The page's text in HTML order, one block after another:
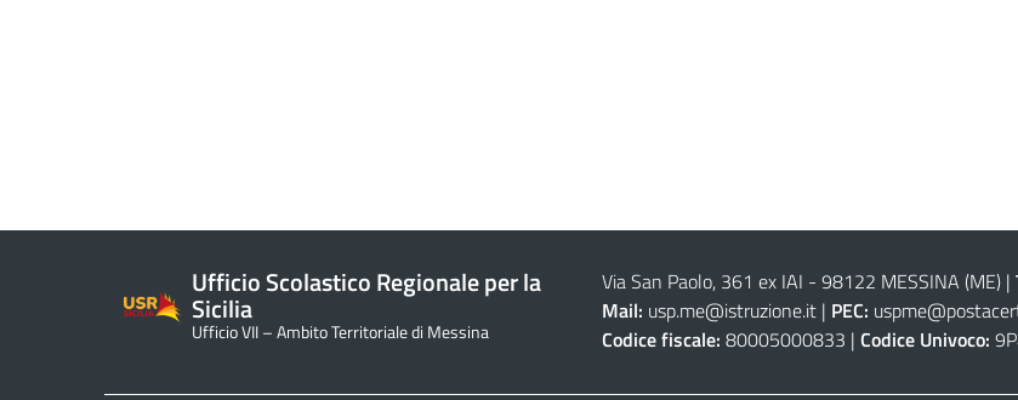
Ufficio Scolastico Regionale per la
Sicilia
Ufficio VII – Ambito Territoriale di Messina
Via San Paolo, 361 ex IAI - 98122 MESSINA (ME)|
Mail: usp.me@istruzione.it| PEC:
Codice fiscale: 80005000833 | Codice Univoco: